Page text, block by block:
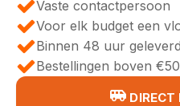
Vaste contactpersoon
Voor elk budget een
Binnen 48 uur geleverd
Bestellingen boven
DIRECT